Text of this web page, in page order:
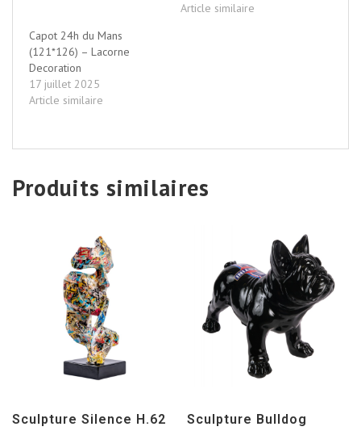
Article similaire
Capot 24h du Mans
(121*126) – Lacorne
Decoration
17 juillet 2025
Article similaire
Produits similaires
Sculpture Silence H.62
Sculpture Bulldog